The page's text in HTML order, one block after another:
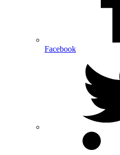
Facebook